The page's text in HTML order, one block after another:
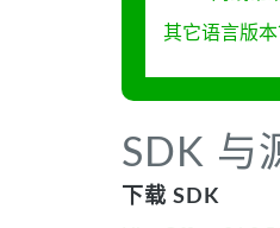
其它语言版本
SDK 与
下载 SDK